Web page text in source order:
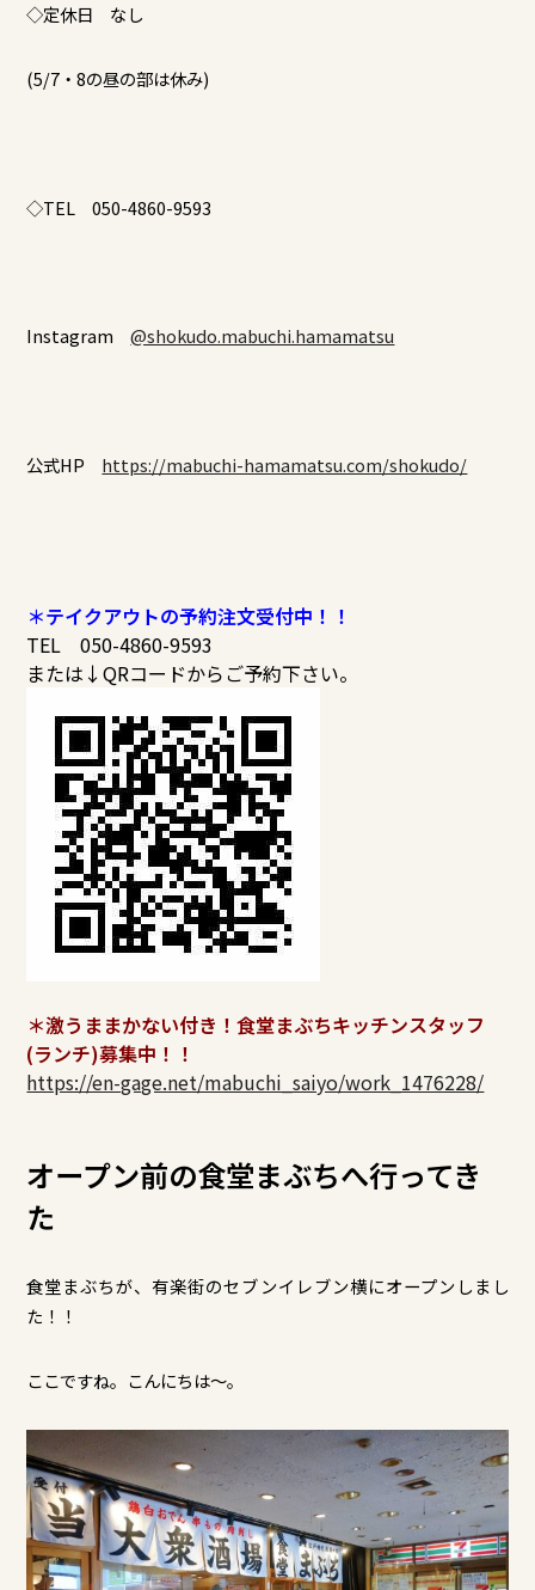
◇定休日 なし
(5/7・8の昼の部は休み)
◇TEL 050-4860-9593
Instagram@shokudo.mabuchi.hamamatsu
公式HP https://mabuchi-hamamatsu.com/shokudo/
＊テイクアウトの予約注文受付中！！
TEL 050-4860-9593
または↓QRコードからご予約下さい。
＊激うままかない付き！食堂まぶちキッチンスタッフ
(ランチ)募集中！！
https://en-gage.net/mabuchi_saiyo/work_1476228/
オープン前の食堂まぶちへ行ってき
た
食堂まぶちが、有楽街のセブンイレブン横にオープンしまし
た！！
ここですね。こんにちは～。